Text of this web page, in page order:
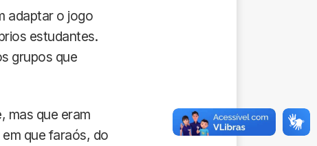
adaptar o jogo
estudantes.
grupos que
mas que eram
que faraós, do